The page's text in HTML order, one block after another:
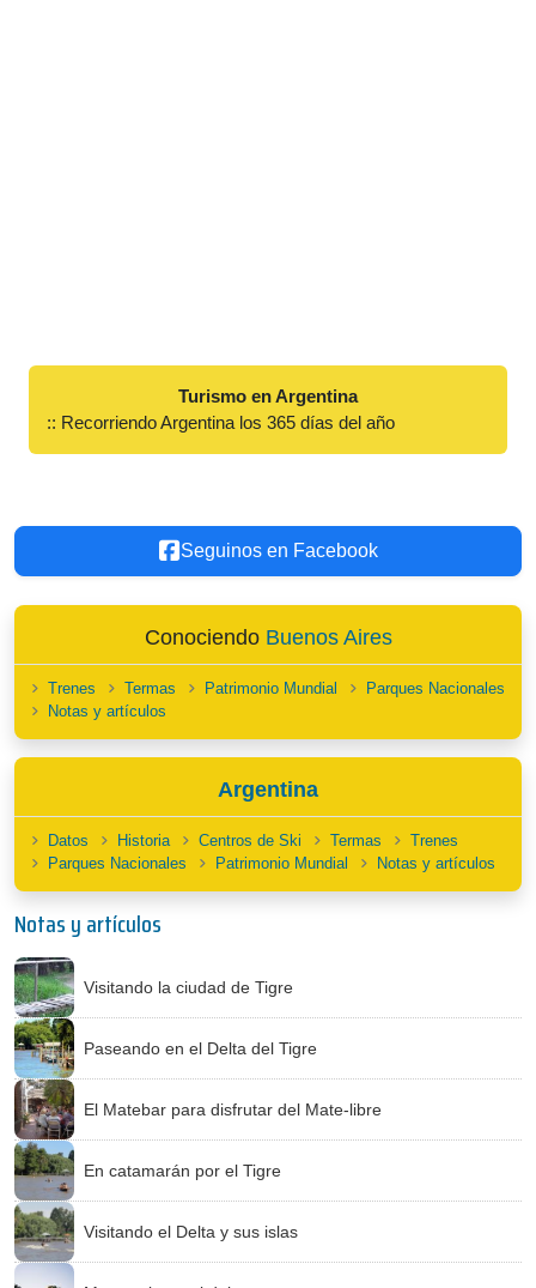
Turismo en Argentina
:: Recorriendo Argentina los 365 días del año
Seguinos en Facebook
Conociendo Buenos Aires
Trenes Termas Patrimonio Mundial
Parques Nacionales
Notas y artículos
Argentina
Datos Historia Centros de Ski Termas
Trenes
Parques Nacionales
Patrimonio Mundial Notas y artículos
Notas y artículos
Visitando la ciudad de Tigre
Paseando en el Delta del Tigre
El Matebar para disfrutar del Mate-libre
En catamarán por el Tigre
Visitando el Delta y sus islas